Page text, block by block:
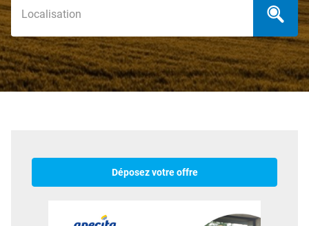
Déposez votre offre